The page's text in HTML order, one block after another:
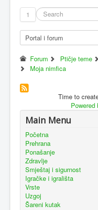
1
Forum Ptičje teme
Moja nimfica
Time to
Powered
Main Menu
Početna
Prehrana
Ponašanje
Zdravlje
Smještaj i sigurnost
Igračke i igrališta
Vrste
Uzgoj
Šareni kutak